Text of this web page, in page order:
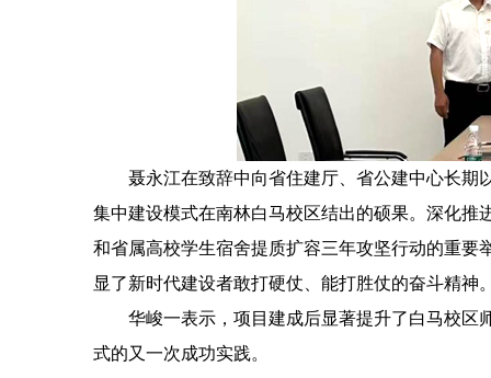
聂永江在致辞中向省住建厅、省公建中心长
集中建设模式在南林白马校区结出的硕果。深化推
和省属高校学生宿舍提质扩容三年攻坚行动的重
显了新时代建设者敢打硬仗、能打胜仗的奋斗精神
华峻一表示，项目建成后显著提升了白马校区
式的又一次成功实践。